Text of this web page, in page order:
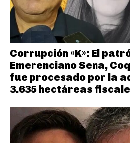
Corrupción «K»: El
Emerenciano Sena,
fue procesado por la
3.635 hectáreas